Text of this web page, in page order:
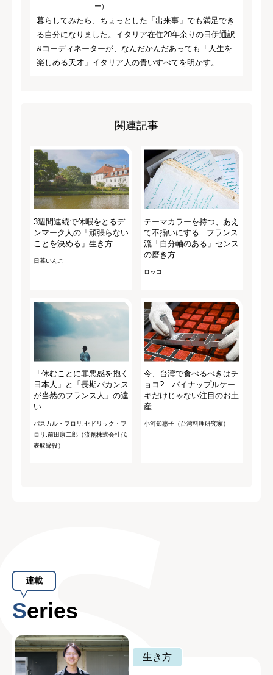
ー）
暮らしてみたら、ちょっとした「出来事」でも満足でき
る自分になりました。イタリア在住20年余りの日伊通訳
&コーディネーターが、なんだかんだあっても「人生を
楽しめる天才」イタリア人の貴いすべてを明かす。
関連記事
3週間連続で休暇をとるデ
ンマーク人の「頑張らない
ことを決める」生き方
日暮いんこ
テーマカラーを持つ、あえ
て不揃いにする...フランス
流「自分軸のある」センス
の磨き方
ロッコ
「休むことに罪悪感を抱く
日本人」と「長期バカンス
が当然のフランス人」の違
い
パスカル・フロリ,セドリック・フ
ロリ,前田康二郎（流創株式会社代
表取締役）
今、台湾で食べるべきはチ
ョコ? パイナップルケー
キだけじゃない注目のお土
産
小河知惠子（台湾料理研究家）
連載
Series
生き方